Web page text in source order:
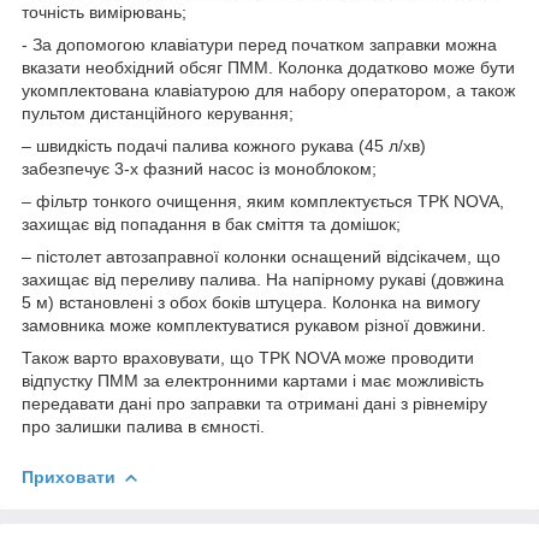
точність вимірювань;
- За допомогою клавіатури перед початком заправки можна
вказати необхідний обсяг ПММ. Колонка додатково може бути
укомплектована клавіатурою для набору оператором, а також
пультом дистанційного керування;
– швидкість подачі палива кожного рукава (45 л/хв)
забезпечує 3-х фазний насос із моноблоком;
– фільтр тонкого очищення, яким комплектується ТРК NOVA,
захищає від попадання в бак сміття та домішок;
– пістолет автозаправної колонки оснащений відсікачем, що
захищає від переливу палива. На напірному рукаві (довжина
5 м) встановлені з обох боків штуцера. Колонка на вимогу
замовника може комплектуватися рукавом різної довжини.
Також варто враховувати, що ТРК NOVA може проводити
відпустку ПММ за електронними картами і має можливість
передавати дані про заправки та отримані дані з рівнеміру
про залишки палива в ємності.
Приховати